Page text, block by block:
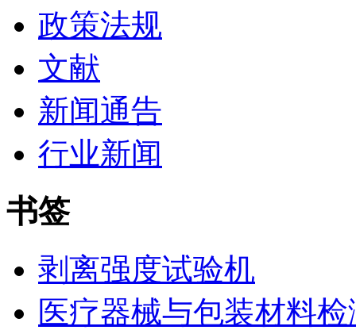
政策法规
文献
新闻通告
行业新闻
书签
剥离强度试验机
医疗器械与包装材料检